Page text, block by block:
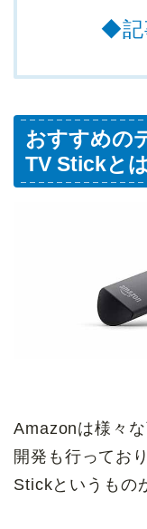
◆記
おすすめの
TV Stickと
Amazonは様々
開発も行ってお
Stickというもの